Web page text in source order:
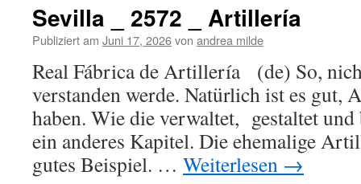
Sevilla _ 2572 _ Artillería
Publiziert am Juni 17, 2026von andrea milde
Real Fábrica de Artillería (de) So,
verstanden werde. Natürlich ist es gut,
haben. Wie die verwaltet, gestaltet und
ein anderes Kapitel. Die ehemalige
gutes Beispiel. … Weiterlesen →